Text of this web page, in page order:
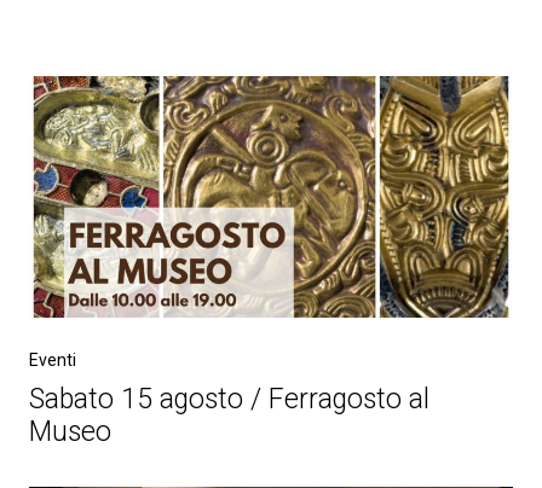
Eventi
Sabato 15 agosto / Ferragosto al
Museo